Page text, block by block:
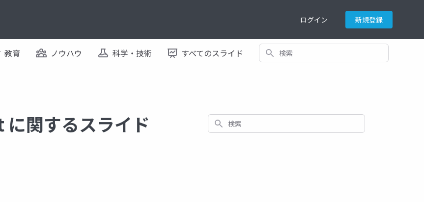
ログイン 新規登録
教育 ノウハウ 科学・技術 すべてのスライド 検索
関するスライド 検索